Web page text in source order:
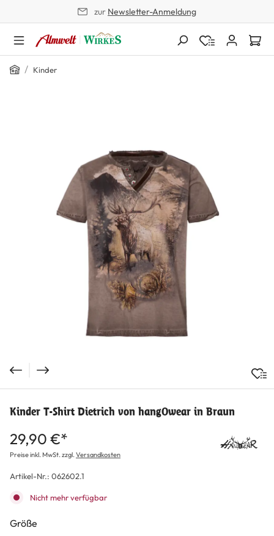
zur Newsletter-Anmeldung
Home
/ Kinder
Kinder T-Shirt Dietrich von hangOwear in Braun
29,90 €*
Preise inkl. MwSt. zzgl.Versandkosten
Artikel-Nr.: 062602.1
Nicht mehr verfügbar
Größe